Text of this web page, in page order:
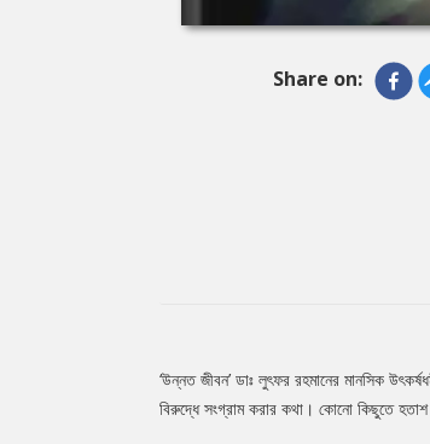
Share on:
Tab
‘উন্নত জীবন’ ডাঃ লুৎফর রহমানের মানসিক
বিরুদ্ধে সংগ্রাম করার কথা। কোনো কিছুতে